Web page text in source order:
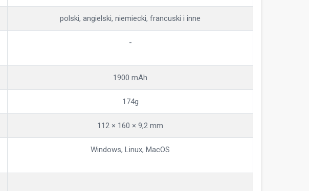
polski, angielski, niemiecki, francuski i inne
-
1900 mAh
174g
112 × 160 × 9,2 mm
Windows, Linux, MacOS